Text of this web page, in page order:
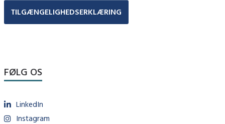
TILGÆNGELIGHEDSERKLÆRING
FØLG OS
LinkedIn
Instagram